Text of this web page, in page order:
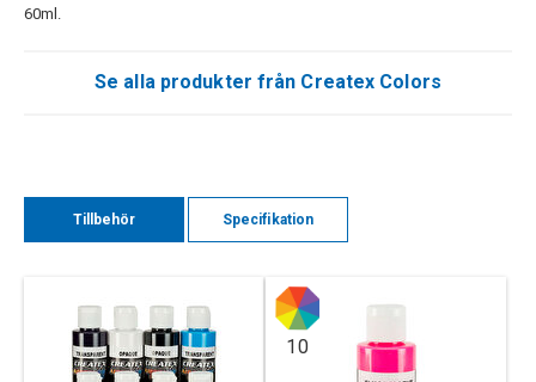
60ml.
Se alla produkter från Createx Colors
Tillbehör Specifikation
10